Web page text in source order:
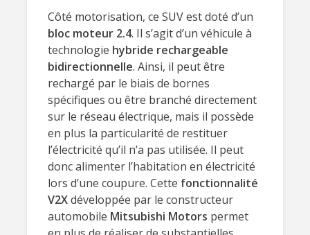
Côté motorisation, ce SUV est doté d’un
bloc moteur 2.4. Il s’agit d’un véhicule à
technologie hybride rechargeable
bidirectionnelle. Ainsi, il peut être
rechargé par le biais de bornes
spécifiques ou être branché directement
sur le réseau électrique, mais il possède
en plus la particularité de restituer
l’électricité qu’il n’a pas utilisée. Il peut
donc alimenter l’habitation en électricité
lors d’une coupure. Cette fonctionnalité
V2Xdéveloppée par le constructeur
automobile Mitsubishi Motors permet